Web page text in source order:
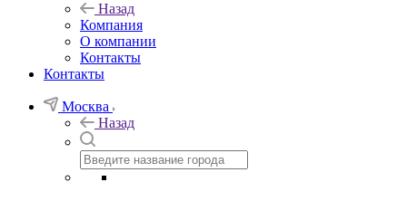
Назад
Компания
О компании
Контакты
Контакты
Москва
Назад